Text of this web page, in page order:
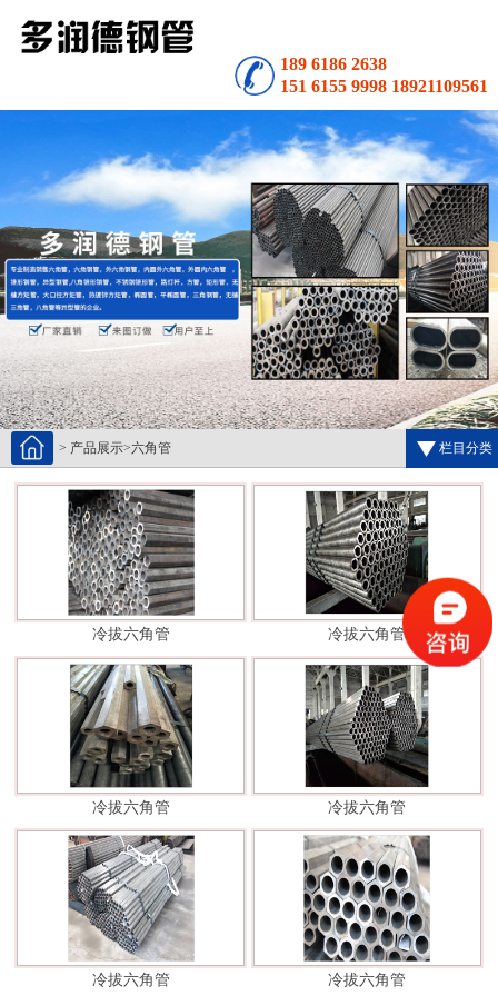
189 6186 2638
151 6155 9998 18921109561
> 产品展示>六角管 栏目分类
冷拔六角管 冷拔六角管
冷拔六角管 冷拔六角管
冷拔六角管 冷拔六角管